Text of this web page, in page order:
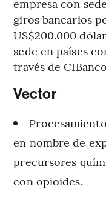
empresa con
giros bancarios
US$200.000
sede en países
través de
Vector
en nombre de
precursores
con opioides.